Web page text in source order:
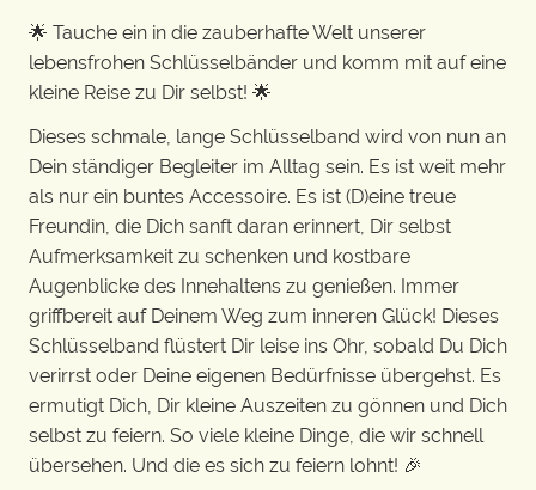
🌟 Tauche ein in die zauberhafte Welt unserer
lebensfrohen Schlüsselbänder und komm mit auf eine
kleine Reise zu Dir selbst! 🌟
Dieses schmale, lange Schlüsselband wird von nun an
Dein ständiger Begleiter im Alltag sein. Es ist weit mehr
als nur ein buntes Accessoire. Es ist (D)eine treue
Freundin, die Dich sanft daran erinnert, Dir selbst
Aufmerksamkeit zu schenken und kostbare
Augenblicke des Innehaltens zu genießen. Immer
griffbereit auf Deinem Weg zum inneren Glück! Dieses
Schlüsselband flüstert Dir leise ins Ohr, sobald Du Dich
verirrst oder Deine eigenen Bedürfnisse übergehst. Es
ermutigt Dich, Dir kleine Auszeiten zu gönnen und Dich
selbst zu feiern. So viele kleine Dinge, die wir schnell
übersehen. Und die es sich zu feiern lohnt! 🎉